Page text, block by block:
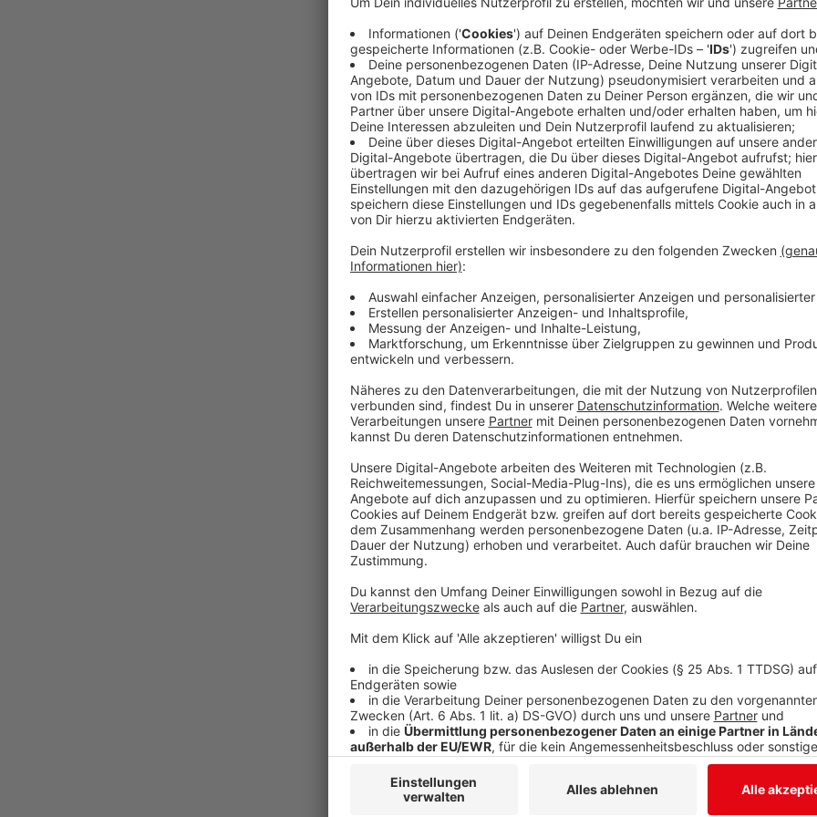
Sie haben unter anderem schon die Siegener
haben sie sich das Löhrtor-Hallenbad in Siegen
Anzeige
Licht und Musik
Anzeige
Architektur- und Musikstudierende der Uni Siegen
in Siegerland und Wittgenstein mit Licht und Musik.
auf ganz besondere Art und Weise spiegeln – im
untermalt mit Musik, so Professor Martin
Anzeige
Martin Herchenröder (Musikprofessor)
Das gibt es im Löhrtor-Hallenbad zu sehen?
Anzeige
Doch warum ausgerechnet das marode Löhrtor-
Siegen-Interview, dass in diesem alten Gebäude
Siegen den geplanten Abriss des Gebäudes nochmal
Anzeige
Martin Herchenröder (Musikprofessor)
In dem maroden Gebäude steckt Potential